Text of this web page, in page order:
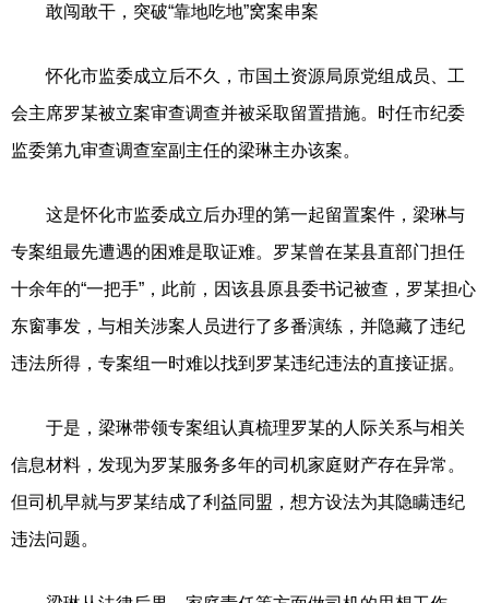
敢闯敢干，突破“靠地吃地”窝案串案
怀化市监委成立后不久，市国土资源局原党组成员、工
会主席罗某被立案审查调查并被采取留置措施。时任市纪委
监委第九审查调查室副主任的梁琳主办该案。
这是怀化市监委成立后办理的第一起留置案件，梁琳与
专案组最先遭遇的困难是取证难。罗某曾在某县直部门担任
十余年的“一把手”，此前，因该县原县委书记被查，罗某担心
东窗事发，与相关涉案人员进行了多番演练，并隐藏了违纪
违法所得，专案组一时难以找到罗某违纪违法的直接证据。
于是，梁琳带领专案组认真梳理罗某的人际关系与相关
信息材料，发现为罗某服务多年的司机家庭财产存在异常。
但司机早就与罗某结成了利益同盟，想方设法为其隐瞒违纪
违法问题。